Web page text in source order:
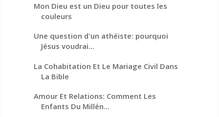
Mon Dieu est un Dieu pour toutes les
couleurs
Une question d'un athéiste: pourquoi
Jésus voudrai...
La Cohabitation Et Le Mariage Civil Dans
La Bible
Amour Et Relations: Comment Les
Enfants Du Millén...